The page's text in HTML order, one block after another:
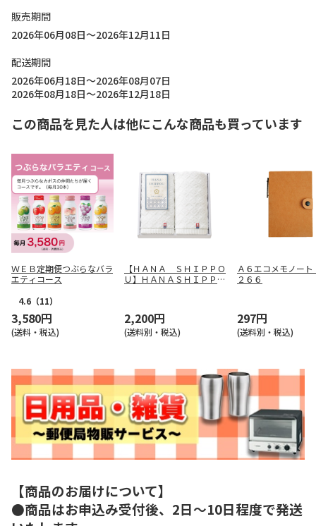
販売期間
2026年06月08日～2026年12月11日
配送期間
2026年06月18日～2026年08月07日
2026年08月18日～2026年12月18日
この商品を見た人は他にこんな商品も買っています
ＷＥＢ定期便つぶらなバラ
エティコース
4.6 （11）
3,580円
(送料・税込)
【ＨＡＮＡ ＳＨＩＰＰＯ
Ｕ】ＨＡＮＡＳＨＩＰＰＯ
2,200円
(送料別・税込)
Ａ６エコメモノー
２６６
297円
(送料別・税込)
【商品のお届けについて】
●商品はお申込み受付後、2日～10日程度で発送